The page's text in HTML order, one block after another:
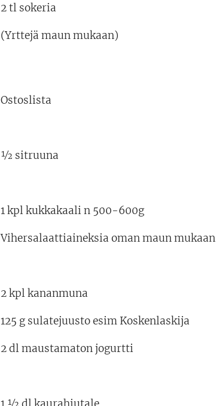
2 tl sokeria
(Yrttejä maun mukaan)
Ostoslista
½ sitruuna
1 kpl kukkakaali n 500-600g
Vihersalaattiaineksia oman maun mukaan
2 kpl kananmuna
125 g sulatejuusto esim Koskenlaskija
2 dl maustamaton jogurtti